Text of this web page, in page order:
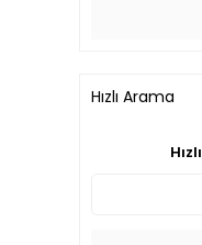
Hızlı Arama